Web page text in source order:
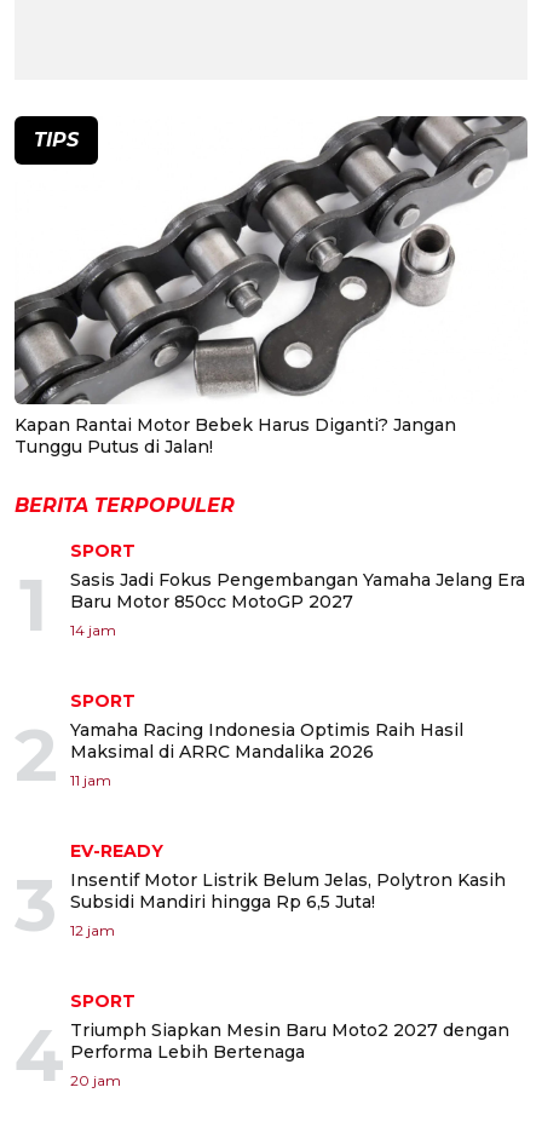
TIPS
Kapan Rantai Motor Bebek Harus Diganti? Jangan
Tunggu Putus di Jalan!
BERITA TERPOPULER
1
SPORT
Sasis Jadi Fokus Pengembangan Yamaha Jelang Era
Baru Motor 850cc MotoGP 2027
14 jam
2
SPORT
Yamaha Racing Indonesia Optimis Raih Hasil
Maksimal di ARRC Mandalika 2026
11 jam
3
EV-READY
Insentif Motor Listrik Belum Jelas, Polytron Kasih
Subsidi Mandiri hingga Rp 6,5 Juta!
12 jam
4
SPORT
Triumph Siapkan Mesin Baru Moto2 2027 dengan
Performa Lebih Bertenaga
20 jam